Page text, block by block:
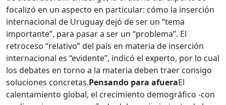
focalizó en un aspecto en particular: cómo la inserción
internacional de Uruguay dejó de ser un “tema
importante”, para pasar a ser un “problema”. El
retroceso “relativo” del país en materia de inserción
internacional es “evidente”, indicó el experto, por lo cual
los debates en torno a la materia deben traer consigo
soluciones concretas.Pensando para afueraEl
calentamiento global, el crecimiento demográfico -con